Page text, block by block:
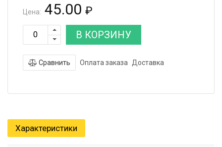
Цена: 45.00 ₽
В КОРЗИНУ
Сравнить Оплата заказа Доставка
Характеристики